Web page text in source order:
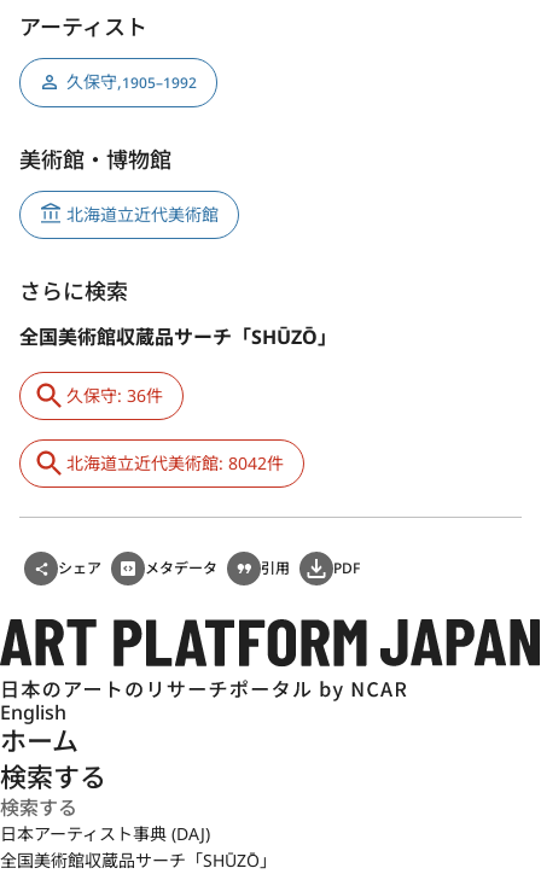
アーティスト
久保守,1905–1992
美術館・博物館
北海道立近代美術館
さらに検索
全国美術館収蔵品サーチ「SHŪZŌ」
久保守: 36件
北海道立近代美術館: 8042件
シェア メタデータ 引用 PDF
English
ホーム
検索する
日本アーティスト事典 (DAJ)
全国美術館収蔵品サーチ「SHŪZŌ」